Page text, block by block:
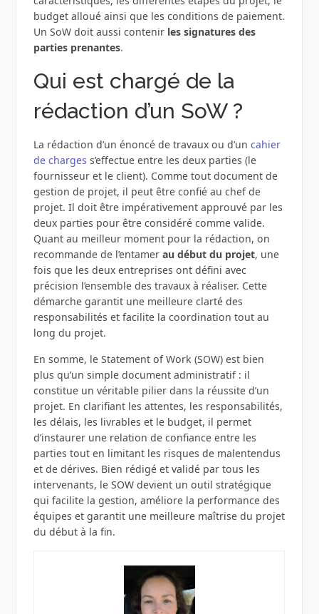
budget alloué ainsi que les conditions de paiement.
Un SoW doit aussi contenir les signatures des
parties prenantes.
Qui est chargé de la
rédaction d’un SoW ?
La rédaction d’un énoncé de travaux ou d’un cahier
de charges s’effectue entre les deux parties (le
fournisseur et le client). Comme tout document de
gestion de projet, il peut être confié au chef de
projet. Il doit être impérativement approuvé par les
deux parties pour être considéré comme valide.
Quant au meilleur moment pour la rédaction, on
recommande de l’entamer au début du projet, une
fois que les deux entreprises ont défini avec
précision l’ensemble des travaux à réaliser. Cette
démarche garantit une meilleure clarté des
responsabilités et facilite la coordination tout au
long du projet.
En somme, le Statement of Work (SOW) est bien
plus qu’un simple document administratif : il
constitue un véritable pilier dans la réussite d’un
projet. En clarifiant les attentes, les responsabilités,
les délais, les livrables et le budget, il permet
d’instaurer une relation de confiance entre les
parties tout en limitant les risques de malentendus
et de dérives. Bien rédigé et validé par tous les
intervenants, le SOW devient un outil stratégique
qui facilite la gestion, améliore la performance des
équipes et garantit une meilleure maîtrise du projet
du début à la fin.